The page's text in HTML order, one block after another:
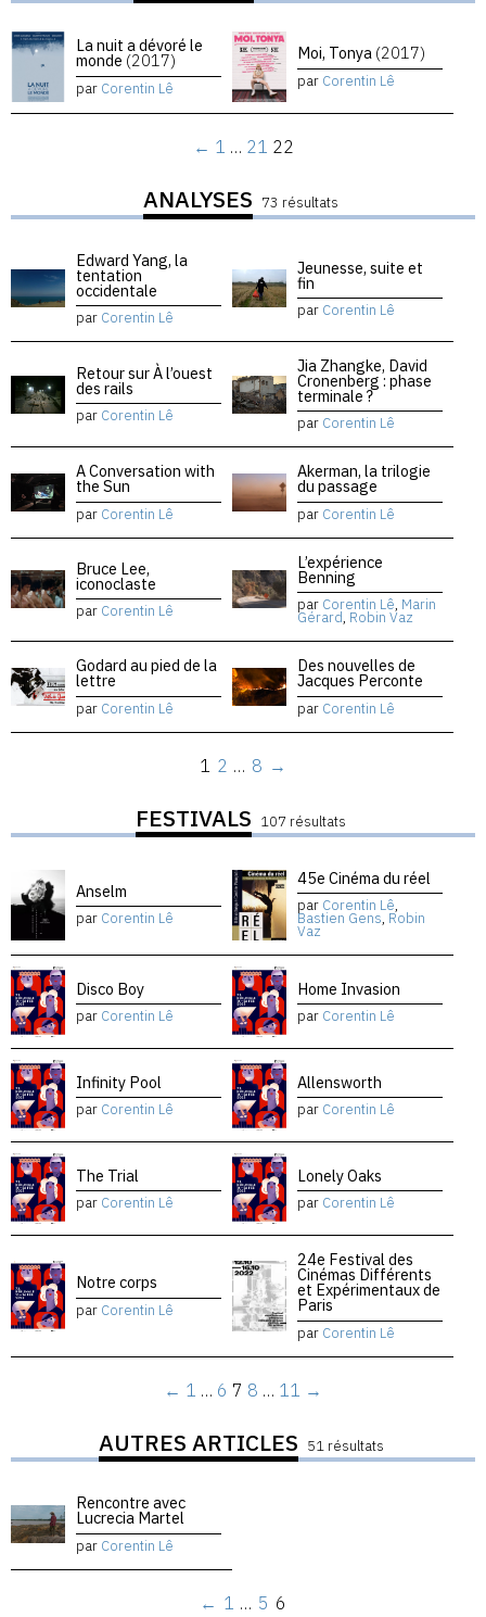
La nuit a dévoré le
monde (2017)
par Corentin Lê
Moi, Tonya (2017)
par Corentin Lê
← 1 … 21 22
ANALYSES 73 résultats
Edward Yang, la
tentation
occidentale
par Corentin Lê
Jeunesse, suite et
fin
par Corentin Lê
Retour sur À l’ouest
des rails
par Corentin Lê
Jia Zhangke, David
Cronenberg : phase
terminale ?
par Corentin Lê
A Conversation with
the Sun
par Corentin Lê
Akerman, la trilogie
du passage
par Corentin Lê
Bruce Lee,
iconoclaste
par Corentin Lê
L’expérience
Benning
par Corentin Lê, Marin
Gérard, Robin Vaz
Godard au pied de la
lettre
par Corentin Lê
Des nouvelles de
Jacques Perconte
par Corentin Lê
1 2 … 8 →
FESTIVALS 107 résultats
Anselm
par Corentin Lê
45e Cinéma du réel
par Corentin Lê,
Bastien Gens, Robin
Vaz
Disco Boy
par Corentin Lê
Home Invasion
par Corentin Lê
Infinity Pool
par Corentin Lê
Allensworth
par Corentin Lê
The Trial
par Corentin Lê
Lonely Oaks
par Corentin Lê
Notre corps
par Corentin Lê
24e Festival des
Cinémas Différents
et Expérimentaux de
Paris
par Corentin Lê
← 1 … 6 7 8 … 11 →
AUTRES ARTICLES 51 résultats
Rencontre avec
Lucrecia Martel
par Corentin Lê
← 1 … 5 6